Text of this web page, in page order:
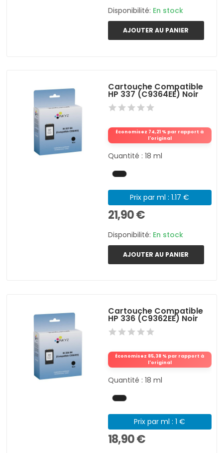
Disponibilité: En stock
AJOUTER AU PANIER
Cartouche Compatible
HP 337 (C9364EE) Noir
Économisez 74,21 % par rapport à
l'original
Quantité : 18 ml
Prix par ml : 1.17 €
21,90 €
Disponibilité: En stock
AJOUTER AU PANIER
Cartouche Compatible
HP 336 (C9362EE) Noir
Économisez 85,38 % par rapport à
l'original
Quantité : 18 ml
Prix par ml : 1 €
18,90 €